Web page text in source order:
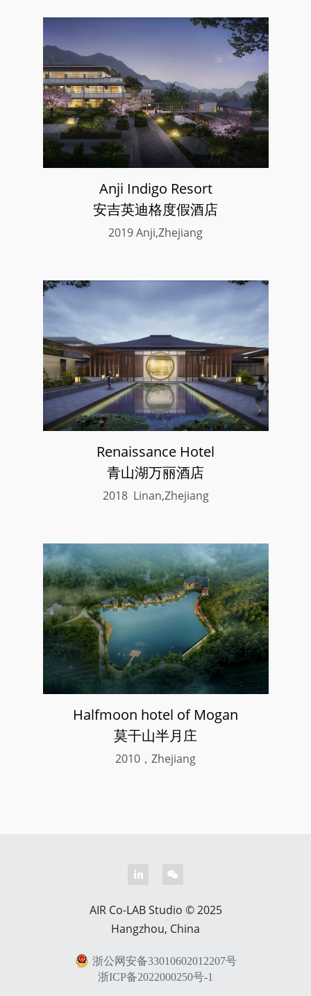
Anji Indigo Resort
安吉英迪格度假酒店
2019 Anji,Zhejiang
Renaissance Hotel
青山湖万丽酒店
2018  Linan,Zhejiang
Halfmoon hotel of Mogan
莫干山半月庄
2010，Zhejiang
AIR Co-LAB Studio © 2025
Hangzhou, China
浙公网安备33010602012207号
浙ICP备2022000250号-1